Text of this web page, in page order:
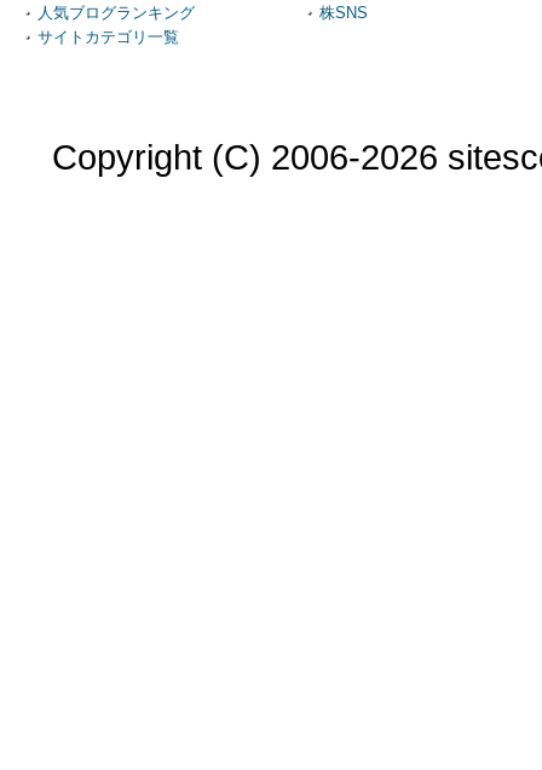
人気ブログランキング
サイトカテゴリ一覧
株SNS
Copyright (C) 2006-2026